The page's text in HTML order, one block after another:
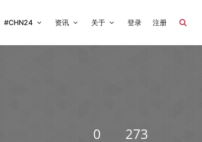
#CHN24 资讯 关于 登录 注册
0 273